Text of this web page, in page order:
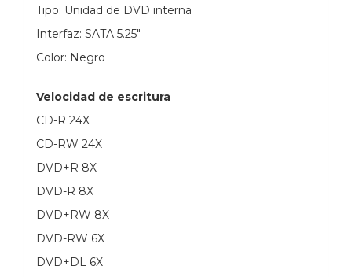
Tipo: Unidad de DVD interna
Interfaz: SATA 5.25"
Color: Negro
Velocidad de escritura
CD-R 24X
CD-RW 24X
DVD+R 8X
DVD-R 8X
DVD+RW 8X
DVD-RW 6X
DVD+DL 6X